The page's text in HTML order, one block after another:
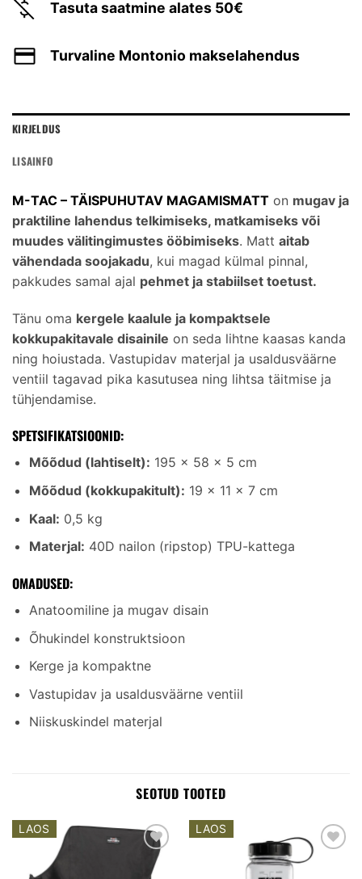
Tasuta saatmine alates 50€
Turvaline Montonio makselahendus
KIRJELDUS
LISAINFO
M-TAC – TÄISPUHUTAV MAGAMISMATT on mugav ja
praktiline lahendus telkimiseks, matkamiseks või
muudes välitingimustes ööbimiseks. Matt aitab
vähendada soojakadu, kui magad külmal pinnal,
pakkudes samal ajal pehmet ja stabiilset toetust.
Tänu oma kergele kaalule ja kompaktsele
kokkupakitavale disainile on seda lihtne kaasas kanda
ning hoiustada. Vastupidav materjal ja usaldusväärne
ventiil tagavad pika kasutusea ning lihtsa täitmise ja
tühjendamise.
SPETSIFIKATSIOONID:
Mõõdud (lahtiselt): 195 × 58 × 5 cm
Mõõdud (kokkupakitult): 19 × 11 × 7 cm
Kaal: 0,5 kg
Materjal: 40D nailon (ripstop) TPU-kattega
OMADUSED:
Anatoomiline ja mugav disain
Õhukindel konstruktsioon
Kerge ja kompaktne
Vastupidav ja usaldusväärne ventiil
Niiskuskindel materjal
SEOTUD TOOTED
LAOS
Add to
wishlist
LAOS
Add to